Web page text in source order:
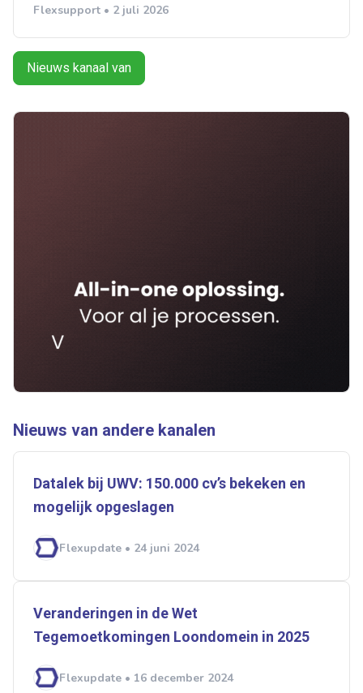
Flexsupport • 2 juli 2026
Nieuws kanaal van
Nieuws van andere kanalen
Datalek bij UWV: 150.000 cv’s bekeken en
mogelijk opgeslagen
Flexupdate • 24 juni 2024
Veranderingen in de Wet
Tegemoetkomingen Loondomein in 2025
Flexupdate • 16 december 2024
Alerts ontvangen
Artikelen zoeken
Alles
Doorzaam
Flexmarkt Flexnieuws
NBBU
Normering Arbeid
ZiPconomy